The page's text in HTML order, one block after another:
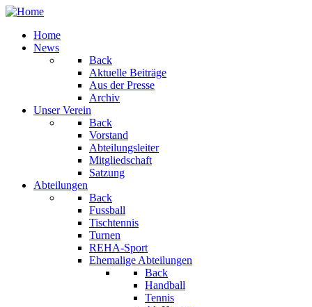
Home
News
Back
Aktuelle Beiträge
Aus der Presse
Archiv
Unser Verein
Back
Vorstand
Abteilungsleiter
Mitgliedschaft
Satzung
Abteilungen
Back
Fussball
Tischtennis
Turnen
REHA-Sport
Ehemalige Abteilungen
Back
Handball
Tennis